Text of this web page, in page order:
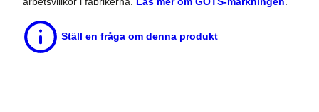
Ställ en fråga om denna produkt